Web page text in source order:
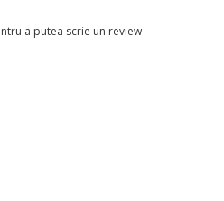
a putea scrie un review